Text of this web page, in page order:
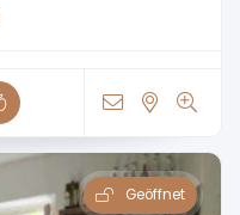
Geöffnet